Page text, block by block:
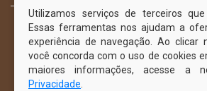
Utilizamos serviços de terceiros que
Essas ferramentas nos ajudam a
experiência de navegação. Ao clicar
você concorda com o uso de cookies
maiores informações, acesse a
Privacidade